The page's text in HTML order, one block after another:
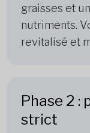
graisses et
nutriments.
revitalisé et
Phase 2 :
strict